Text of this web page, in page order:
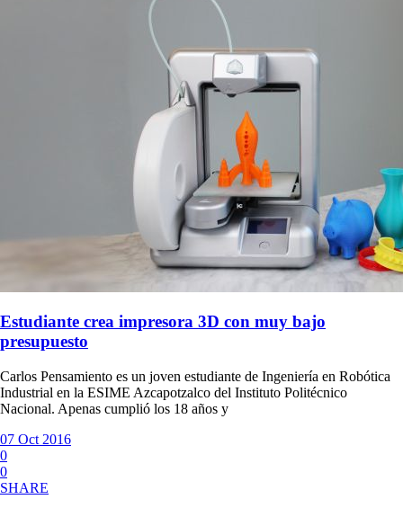
Estudiante crea impresora 3D con muy bajo
presupuesto
Carlos Pensamiento es un joven estudiante de Ingeniería en Robótica
Industrial en la ESIME Azcapotzalco del Instituto Politécnico
Nacional. Apenas cumplió los 18 años y
07 Oct 2016
0
0
SHARE